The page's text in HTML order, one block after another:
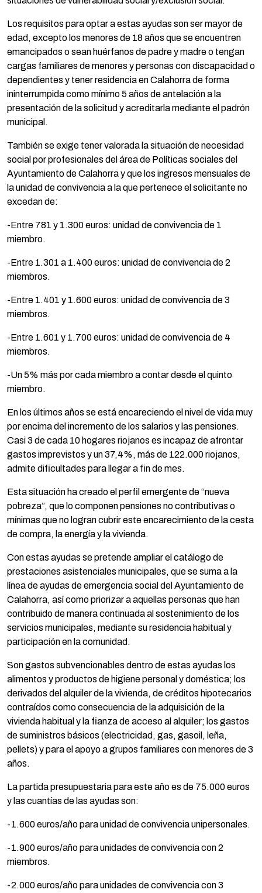
Los requisitos para optar a estas ayudas son ser mayor de
edad, excepto los menores de 18 años que se encuentren
emancipados o sean huérfanos de padre y madre o tengan
cargas familiares de menores y personas con discapacidad o
dependientes y tener residencia en Calahorra de forma
ininterrumpida como mínimo 5 años de antelación a la
presentación de la solicitud y acreditarla mediante el padrón
municipal.
También se exige tener valorada la situación de necesidad
social por profesionales del área de Políticas sociales del
Ayuntamiento de Calahorra y que los ingresos mensuales de
la unidad de convivencia a la que pertenece el solicitante no
excedan de:
-Entre 781 y 1.300 euros: unidad de convivencia de 1
miembro.
-Entre 1.301 a 1.400 euros: unidad de convivencia de 2
miembros.
-Entre 1.401 y 1.600 euros: unidad de convivencia de 3
miembros.
-Entre 1.601 y 1.700 euros: unidad de convivencia de 4
miembros.
-Un 5% más por cada miembro a contar desde el quinto
miembro.
En los últimos años se está encareciendo el nivel de vida muy
por encima del incremento de los salarios y las pensiones.
Casi 3 de cada 10 hogares riojanos es incapaz de afrontar
gastos imprevistos y un 37,4%, más de 122.000 riojanos,
admite dificultades para llegar a fin de mes.
Esta situación ha creado el perfil emergente de “nueva
pobreza”, que lo componen pensiones no contributivas o
mínimas que no logran cubrir este encarecimiento de la cesta
de compra, la energía y la vivienda.
Con estas ayudas se pretende ampliar el catálogo de
prestaciones asistenciales municipales, que se suma a la
línea de ayudas de emergencia social del Ayuntamiento de
Calahorra, así como priorizar a aquellas personas que han
contribuido de manera continuada al sostenimiento de los
servicios municipales, mediante su residencia habitual y
participación en la comunidad.
Son gastos subvencionables dentro de estas ayudas los
alimentos y productos de higiene personal y doméstica; los
derivados del alquiler de la vivienda, de créditos hipotecarios
contraídos como consecuencia de la adquisición de la
vivienda habitual y la fianza de acceso al alquiler; los gastos
de suministros básicos (electricidad, gas, gasoil, leña,
pellets) y para el apoyo a grupos familiares con menores de 3
años.
La partida presupuestaria para este año es de 75.000 euros
y las cuantías de las ayudas son:
-1.600 euros/año para unidad de convivencia unipersonales.
-1.900 euros/año para unidades de convivencia con 2
miembros.
-2.000 euros/año para unidades de convivencia con 3